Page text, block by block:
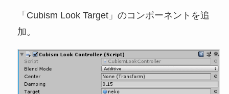
「Cubism Look Target」のコンポーネントを追
加。